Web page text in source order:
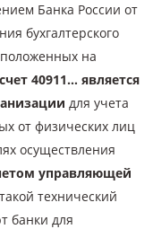
Банка России от
бухгалтерского
на
счет 40911… является
для учета
от физических лиц
осуществления
управляющей
технический
банки для